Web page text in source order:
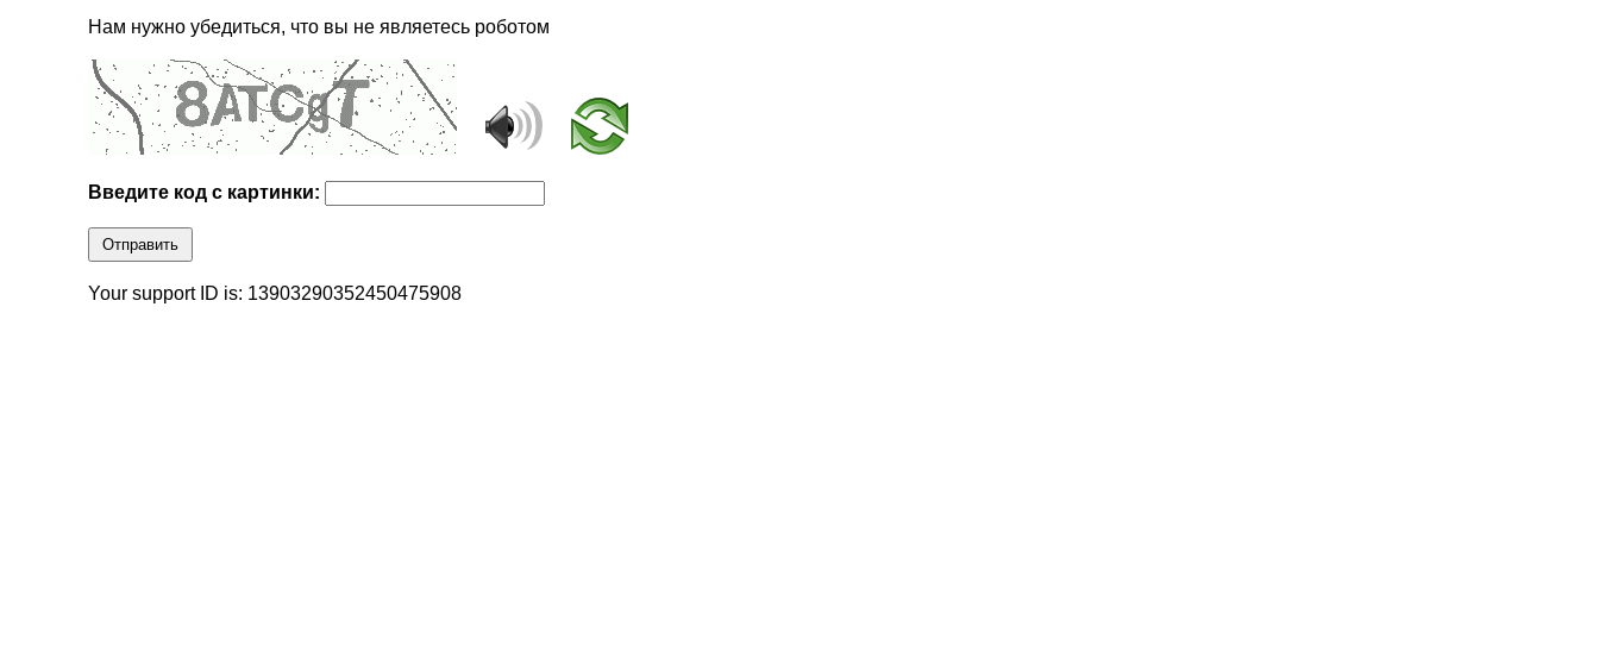
Нам нужно убедиться, что вы не являетесь роботом
Введите код с картинки:
Отправить
Your support ID is: 13903290352450475908